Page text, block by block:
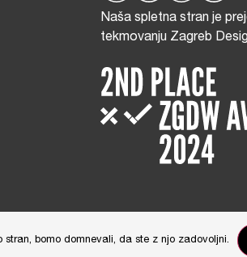
Naša spletna stran je
tekmovanju Zagreb
bomo domnevali, da ste z njo zadovoljni.